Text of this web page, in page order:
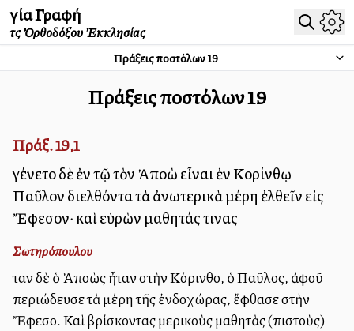
Ἁγία Γραφή
τῆς Ὀρθοδόξου Ἐκκλησίας
Πράξεις Ἀποστόλων19
Πράξεις Ἀποστόλων19
Πράξ. 19,1
Ἐγένετο δὲ ἐν τῷ τὸν Ἀπολλὼ εἶναι ἐν Κορίνθῳ
Παῦλον διελθόντα τὰ ἀνωτερικὰ μέρη ἐλθεῖν εἰς
Ἔφεσον· καὶ εὑρὼν μαθητάς τινας
Σωτηρόπουλου
Ὅταν δὲ ὁ Ἀπολλὼς ἦταν στὴν Κόρινθο, ὁ Παῦλος, ἀφοῦ
περιώδευσε τὰ μέρη τῆς ἐνδοχώρας, ἔφθασε στὴν
Ἔφεσο. Καὶ βρίσκοντας μερικοὺς μαθητὰς (πιστοὺς)